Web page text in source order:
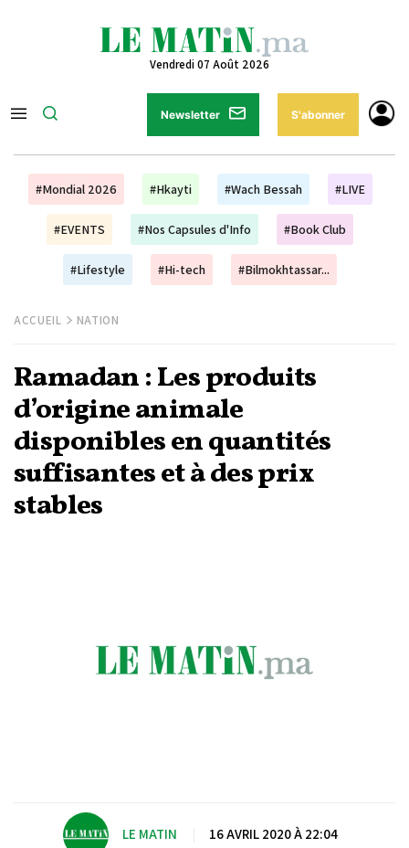
Vendredi 07 Août 2026
Newsletter S'abonner
#Mondial 2026 #Hkayti #Wach Bessah #LIVE
#EVENTS #Nos Capsules d'Info #Book Club
#Lifestyle #Hi-tech #Bilmokhtassar...
ACCUEIL NATION
Ramadan : Les produits
d’origine animale
disponibles en quantités
suffisantes et à des prix
stables
LE MATIN 16 AVRIL 2020 À 22:04